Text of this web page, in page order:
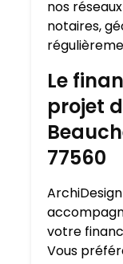
nos
notaires,
Le
projet
77560
votre
Vous